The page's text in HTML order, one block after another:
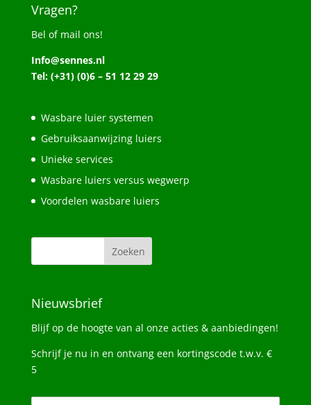
Vragen?
Bel of mail ons!
Info@sennes.nl
Tel: (+31) (0)6 – 51 12 29 29
Wasbare luier systemen
Gebruiksaanwijzing luiers
Unieke services
Wasbare luiers versus wegwerp
Voordelen wasbare luiers
Nieuwsbrief
Blijf op de hoogte van al onze acties & aanbiedingen!
Schrijf je nu in en ontvang een kortingscode t.w.v. €
5